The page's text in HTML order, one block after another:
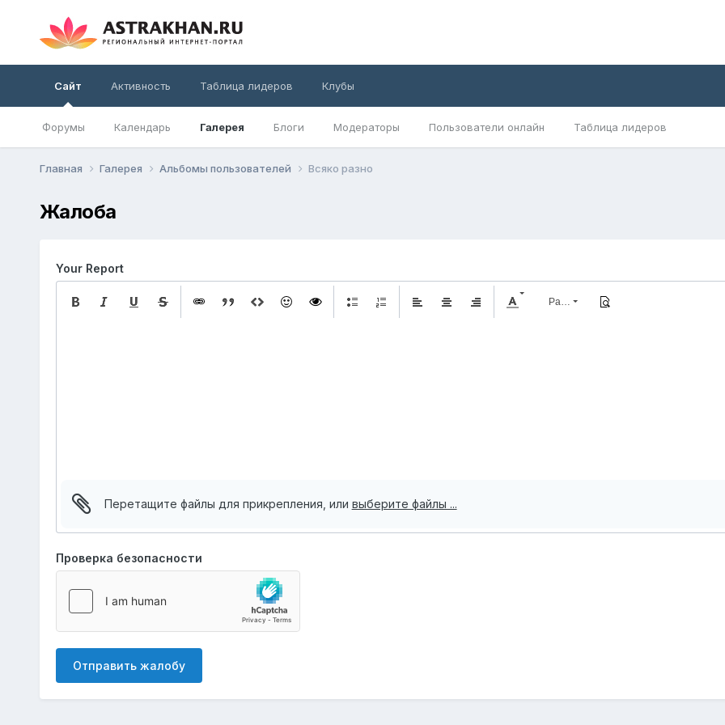
Сайт
Форумы Календарь Галерея Блоги Модераторы Пользователи онлайн Таблица лидеров
Активность Таблица лидеров Клубы
Главная Галерея Альбомы пользователей Всяко разно
Жалоба
Your Report
Перетащите файлы для прикрепления, или выберите файлы ...
Проверка безопасности
Отправить жалобу